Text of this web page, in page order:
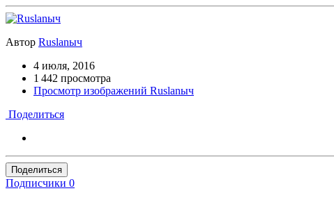
Автор Ruslanыч
4 июля, 2016
1 442 просмотра
Просмотр изображений Ruslanыч
Поделиться
Поделиться
Подписчики 0